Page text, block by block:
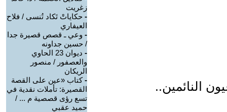
النائمين..
زغريت
- حكاياتْ تَكاد تُنسى / فلاح
العيفاري
- وعي ـ قصص قصيرة جدا
/ حسين جداونه
-
ديوان 23 الحاوي
والعصفور / منصور
الريكان
-كتاب «عين على القصة
القصيرة: تأملات نقدية في
تسع رؤى قصصية م ... /
حميد عقبي